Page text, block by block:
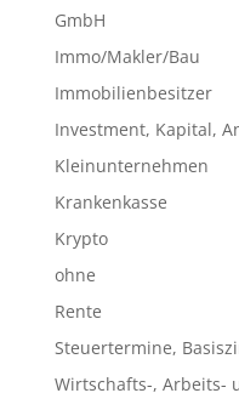
GmbH
Immo/Makler/Bau
Immobilienbesitzer
Investment, Kapital,
Kleinunternehmen
Krankenkasse
Krypto
ohne
Rente
Steuertermine,
Wirtschafts-, Arbeits-